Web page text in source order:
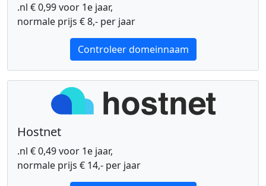
.nl € 0,99 voor 1e jaar,
normale prijs € 8,- per jaar
Controleer domeinnaam
Hostnet
.nl € 0,49 voor 1e jaar,
normale prijs € 14,- per jaar